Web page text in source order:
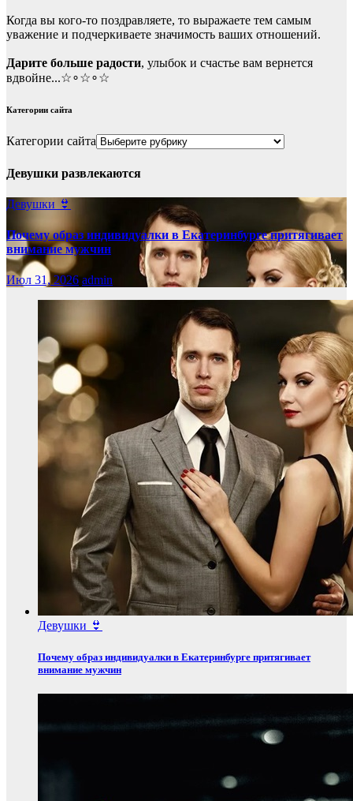
Когда вы кого-то поздравляете, то выражаете тем самым
уважение и подчеркиваете значимость ваших отношений.
Дарите больше радости, улыбок и счастье вам вернется
вдвойне...☆∘☆∘☆
Категории сайта
Категории сайта
Девушки развлекаются
Девушки 👙
Почему образ индивидуалки в Екатеринбурге притягивает
внимание мужчин
Июл 31, 2026 admin
Девушки 👙
Почему образ индивидуалки в Екатеринбурге притягивает
внимание мужчин